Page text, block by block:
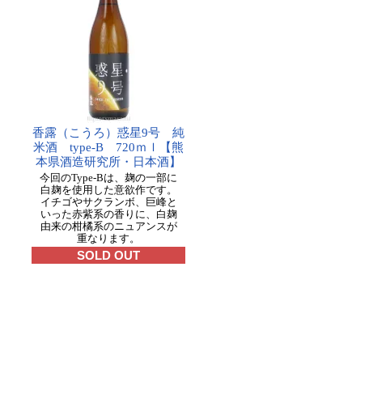
香露（こうろ）惑星9号 純
米酒 type-B 720ｍｌ【熊
本県酒造研究所・日本酒】
今回のType-Bは、麹の一部に
白麹を使用した意欲作です。
イチゴやサクランボ、巨峰と
いった赤紫系の香りに、白麹
由来の柑橘系のニュアンスが
重なります。
SOLD OUT